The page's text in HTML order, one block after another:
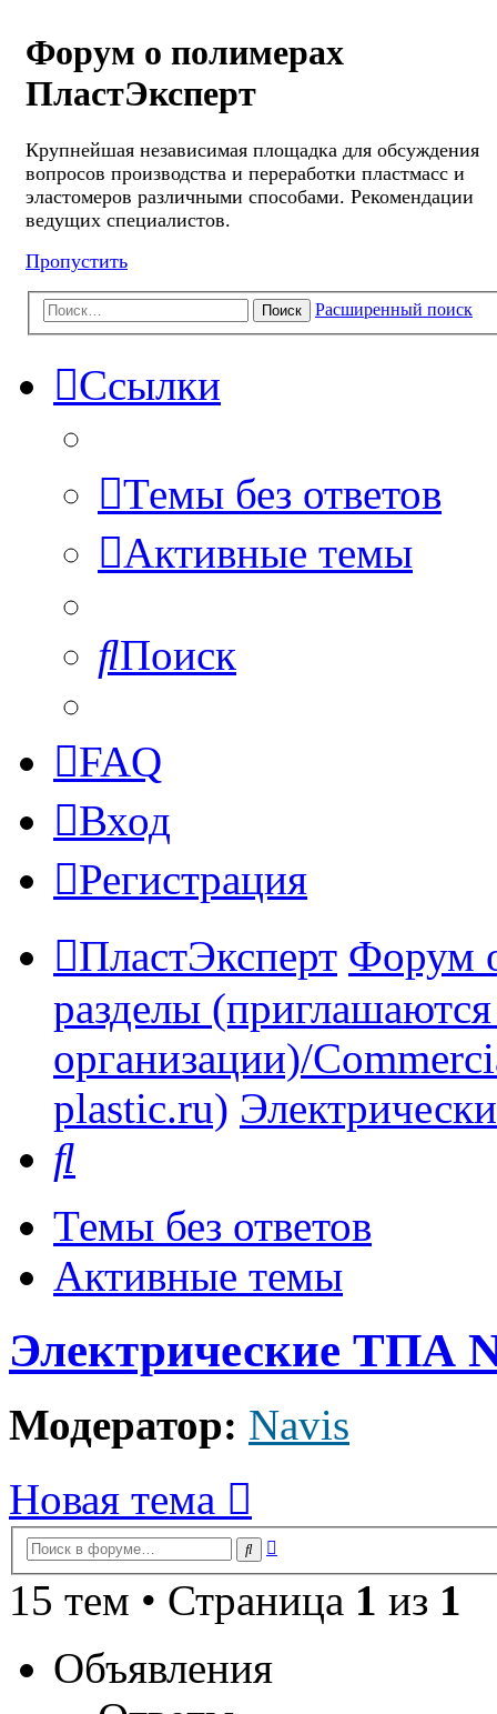
Форум о полимерах
ПластЭксперт
Крупнейшая независимая площадка для обсуждения
вопросов производства и переработки пластмасс и
эластомеров различными способами. Рекомендации
ведущих специалистов.
Пропустить
Поиск Расширенный поиск
Ссылки
Темы без ответов
Активные темы
Поиск
FAQ
Вход
Регистрация
ПластЭксперт Форум
разделы
организации)/
plastic.ru)
Темы без ответов
Активные темы
Электрические ТПА
Модератор: Navis
Новая тема
Поиск
15 тем • Страница 1 из 1
Объявления